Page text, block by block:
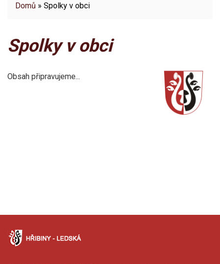
Domů » Spolky v obci
Spolky v obci
Obsah připravujeme...